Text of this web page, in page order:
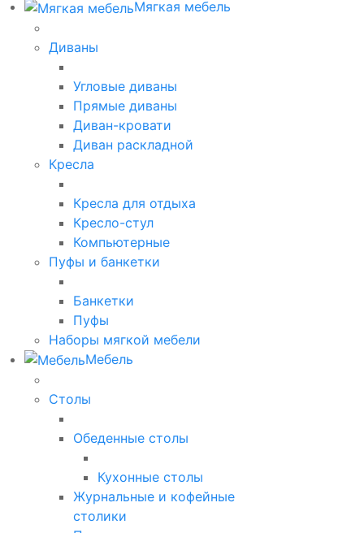
Мягкая мебель
Диваны
Угловые диваны
Прямые диваны
Диван-кровати
Диван раскладной
Кресла
Кресла для отдыха
Кресло-стул
Компьютерные
Пуфы и банкетки
Банкетки
Пуфы
Наборы мягкой мебели
Мебель
Столы
Обеденные столы
Кухонные столы
Журнальные и кофейные
столики